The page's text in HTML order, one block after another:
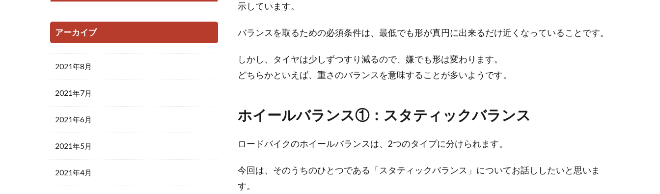
示しています。
バランスを取るための必須条件は、最低でも形が真円に出来るだけ近くなっていることです。
しかし、タイヤは少しずつすり減るので、嫌でも形は変わります。
どちらかといえば、重さのバランスを意味することが多いようです。
ホイールバランス①：スタティックバランス
ロードバイクのホイールバランスは、2つのタイプに分けられます。
今回は、そのうちのひとつである「スタティックバランス」についてお話ししたいと思いま
す。
アーカイブ
2021年8月
2021年7月
2021年6月
2021年5月
2021年4月